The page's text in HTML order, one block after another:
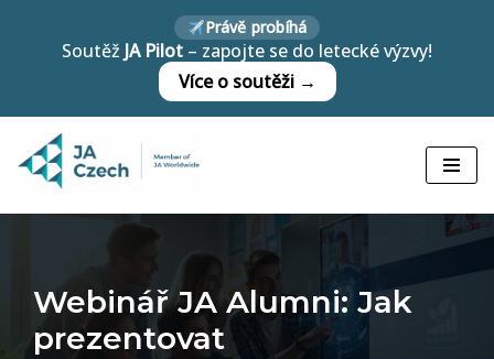
Přeskočit
obsah
Právě probíhá
Soutěž JA Pilot – zapojte se do letecké výzvy!
Více o soutěži →
Webinář JA Alumni: Jak
prezentovat